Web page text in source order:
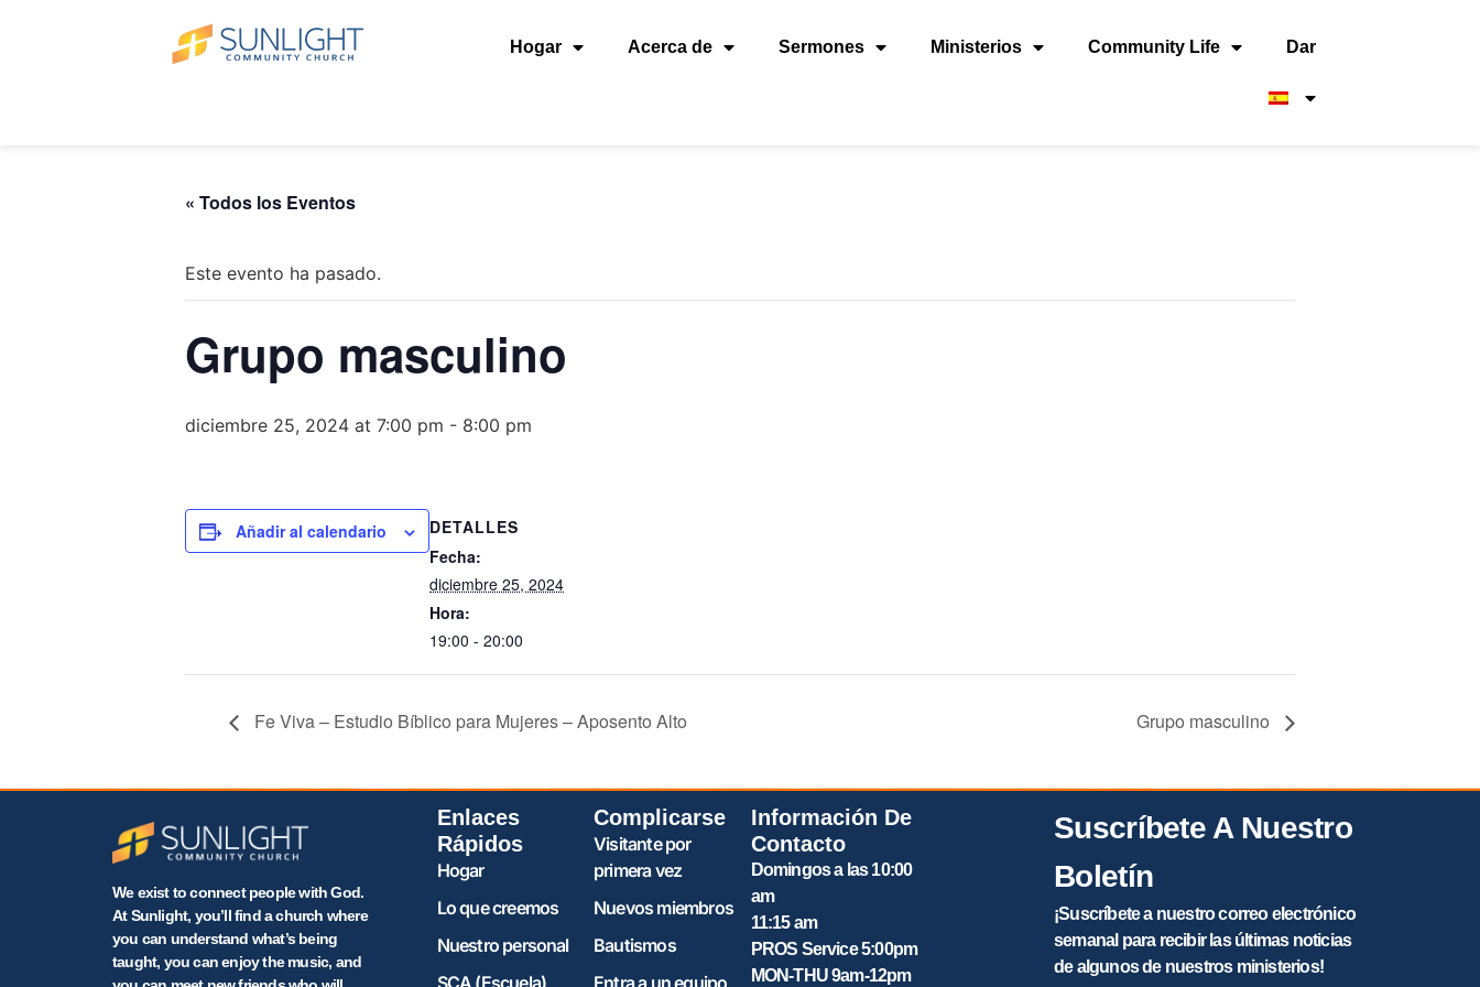
Hogar Acerca de Sermones Ministerios Community Life Dar
« Todos los Eventos
Este evento ha pasado.
Grupo masculino
diciembre 25, 2024 at 7:00 pm - 8:00 pm
Añadir al calendario
DETALLES
Fecha:
diciembre 25, 2024
Hora:
19:00 - 20:00
Fe Viva – Estudio Bíblico para Mujeres – Aposento Alto Grupo masculino
We exist to connect people with God.
At Sunlight, you’ll find a church where
you can understand what’s being
taught, you can enjoy the music, and
Enlaces
Rápidos
Hogar
Lo que creemos
Nuestro personal
SCA (Escuela)
Complicarse
Visitante por
primera vez
Nuevos miembros
Bautismos
Entra a un equipo
Información De
Contacto
Domingos a las 10:00
am
11:15 am
PROS Service 5:00pm
MON-THU 9am-12pm
Suscríbete A Nuestro
Boletín
¡Suscríbete a nuestro correo electrónico
semanal para recibir las últimas noticias
de algunos de nuestros ministerios!